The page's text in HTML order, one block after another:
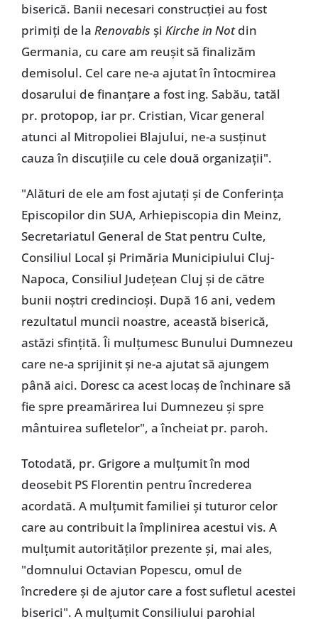
biserică. Banii necesari construcției au fost
primiți de la Renovabis și Kirche in Notdin
Germania, cu care am reușit să finalizăm
demisolul. Cel care ne-a ajutat în întocmirea
dosarului de finanțare a fost ing. Sabău, tatăl
pr. protopop, iar pr. Cristian, Vicar general
atunci al Mitropoliei Blajului, ne-a susținut
cauza în discuțiile cu cele două organizații".
"Alături de ele am fost ajutați și de Conferința
Episcopilor din SUA, Arhiepiscopia din Meinz,
Secretariatul General de Stat pentru Culte,
Consiliul Local și Primăria Municipiului Cluj-
Napoca, Consiliul Județean Cluj și de către
bunii noștri credincioși. După 16 ani, vedem
rezultatul muncii noastre, această biserică,
astăzi sfințită. Îi mulțumesc Bunului Dumnezeu
care ne-a sprijinit și ne-a ajutat să ajungem
până aici. Doresc ca acest locaș de închinare să
fie spre preamărirea lui Dumnezeu și spre
mântuirea sufletelor", a încheiat pr. paroh.
Totodată, pr. Grigore a mulțumit în mod
deosebit PS Florentin pentru încrederea
acordată. A mulțumit familiei și tuturor celor
care au contribuit la împlinirea acestui vis. A
mulțumit autorităților prezente și, mai ales,
"domnului Octavian Popescu, omul de
încredere și de ajutor care a fost sufletul acestei
biserici". A mulțumit Consiliului parohial